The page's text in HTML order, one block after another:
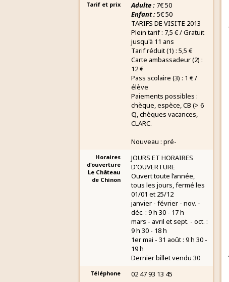
Tarif et prix Adulte : 7€ 50
Enfant :5€ 50
TARIFS DE VISITE 2013
Plein tarif : 7,5 € / Gratuit
jusqu'à 11 ans
Tarif réduit (1) : 5,5 €
Carte ambassadeur (2) :
12 €
Pass scolaire (3) : 1 € /
élève
Paiements possibles :
chèque, espèce, CB (> 6
€), chèques vacances,
CLARC.
Nouveau : pré-
Horaires
d'ouverture
Le Château
de Chinon
JOURS ET HORAIRES
D'OUVERTURE
Ouvert toute l’année,
tous les jours, fermé les
01/01 et 25/12
janvier - février - nov. -
déc. : 9 h 30 - 17 h
mars - avril et sept. - oct. :
9 h 30 - 18 h
1er mai - 31 août : 9 h 30 -
19 h
Dernier billet vendu 30
Téléphone 02 47 93 13 45